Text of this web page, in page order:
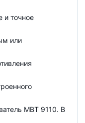
и точное
или
MBT 9110. В